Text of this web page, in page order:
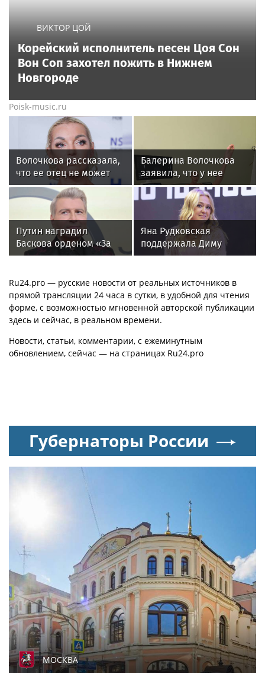
ВИКТОР ЦОЙ
Корейский исполнитель песен Цоя Сон
Вон Соп захотел пожить в Нижнем
Новгороде
Poisk-music.ru
Волочкова рассказала,
что ее отец не может
восстановиться после
инсульта
Балерина Волочкова
заявила, что у нее
появилась гематома
после выхода на сцену
Путин наградил
Баскова орденом «За
заслуги перед
Яна Рудковская
поддержала Диму
Билана после скандала
Ru24.pro — русские новости от реальных источников в
прямой трансляции 24 часа в сутки, в удобной для чтения
форме, с возможностью мгновенной авторской публикации
здесь и сейчас, в реальном времени.
Новости, статьи, комментарии, с ежеминутным
обновлением, сейчас — на страницах Ru24.pro
Губернаторы России
МОСКВА